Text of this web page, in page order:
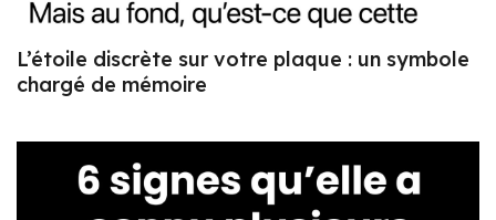
L’étoile discrète sur votre plaque : un symbole
chargé de mémoire